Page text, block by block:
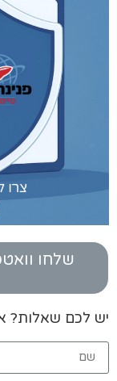
שלחו
יש לכם שאלות?